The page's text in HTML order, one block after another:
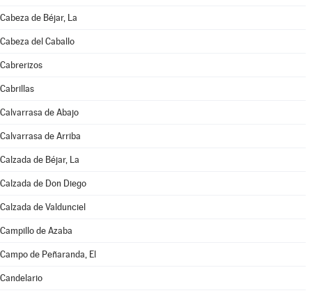
Cabeza de Béjar, La
Cabeza del Caballo
Cabrerizos
Cabrillas
Calvarrasa de Abajo
Calvarrasa de Arriba
Calzada de Béjar, La
Calzada de Don Diego
Calzada de Valdunciel
Campillo de Azaba
Campo de Peñaranda, El
Candelario